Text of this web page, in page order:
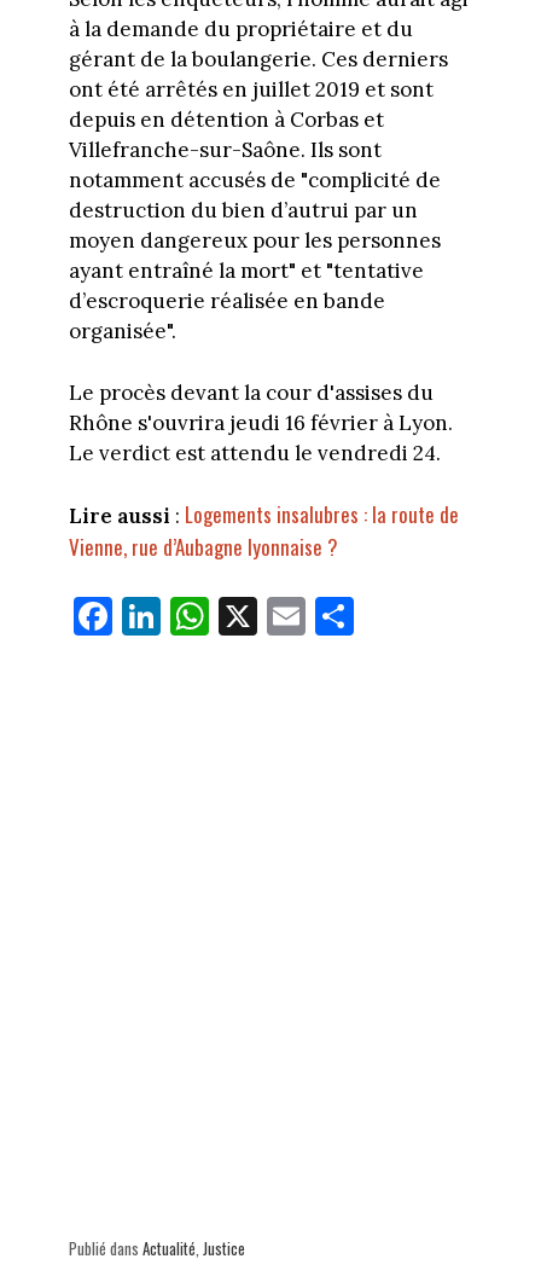
à la demande du propriétaire et du
gérant de la boulangerie. Ces derniers
ont été arrêtés en juillet 2019 et sont
depuis en détention à Corbas et
Villefranche-sur-Saône. Ils sont
notamment accusés de "complicité de
destruction du bien d’autrui par un
moyen dangereux pour les personnes
ayant entraîné la mort" et "tentative
d’escroquerie réalisée en bande
organisée".
Le procès devant la cour d'assises du
Rhône s'ouvrira jeudi 16 février à Lyon.
Le verdict est attendu le vendredi 24.
Lire aussi : Logements insalubres : la route de
Vienne, rue d’Aubagne lyonnaise ?
Fa
ce
Li
nk
W
ha
X E
m
Pa
rt
Publié dans Actualité Justice